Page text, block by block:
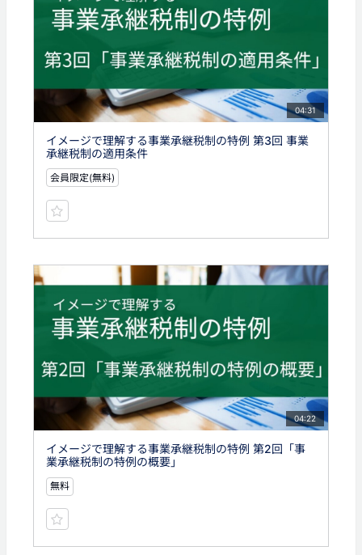
04:31
イメージで理解する事業承継税制の特例 第3回 事業
承継税制の適用条件
会員限定(無料)
04:22
イメージで理解する事業承継税制の特例 第2回「事
業承継税制の特例の概要」
無料